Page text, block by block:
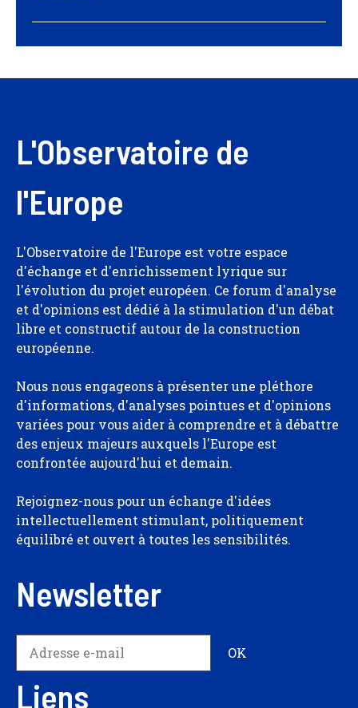
L'Observatoire de
l'Europe
L'Observatoire de l'Europe est votre espace
d'échange et d'enrichissement lyrique sur
l'évolution du projet européen. Ce forum d'analyse
et d'opinions est dédié à la stimulation d'un débat
libre et constructif autour de la construction
européenne.
Nous nous engageons à présenter une pléthore
d'informations, d'analyses pointues et d'opinions
variées pour vous aider à comprendre et à débattre
des enjeux majeurs auxquels l'Europe est
confrontée aujourd'hui et demain.
Rejoignez-nous pour un échange d'idées
intellectuellement stimulant, politiquement
équilibré et ouvert à toutes les sensibilités.
Newsletter
Liens